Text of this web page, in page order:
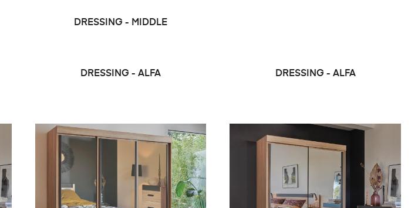
DRESSING - MIDDLE
DRESSING - ALFA DRESSING - ALFA